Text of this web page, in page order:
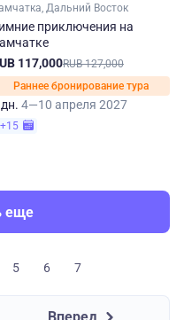
Дальний Восток
приключения на
117,000RUB 127,000
Раннее бронирование тура
4—10 апреля 2027
+15
еще
5 6 7
Вперед